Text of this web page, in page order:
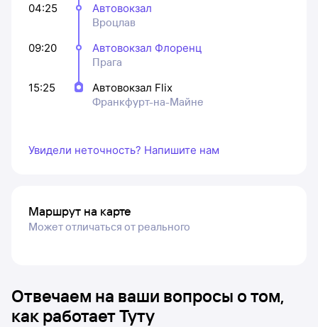
04:25
Автовокзал
Вроцлав
09:20
Автовокзал Флоренц
Прага
15:25
Автовокзал Flix
Франкфурт-на-Майне
Увидели неточность? Напишите нам
Маршрут на карте
Может отличаться от реального
Отвечаем на ваши вопросы о том,
как работает Туту